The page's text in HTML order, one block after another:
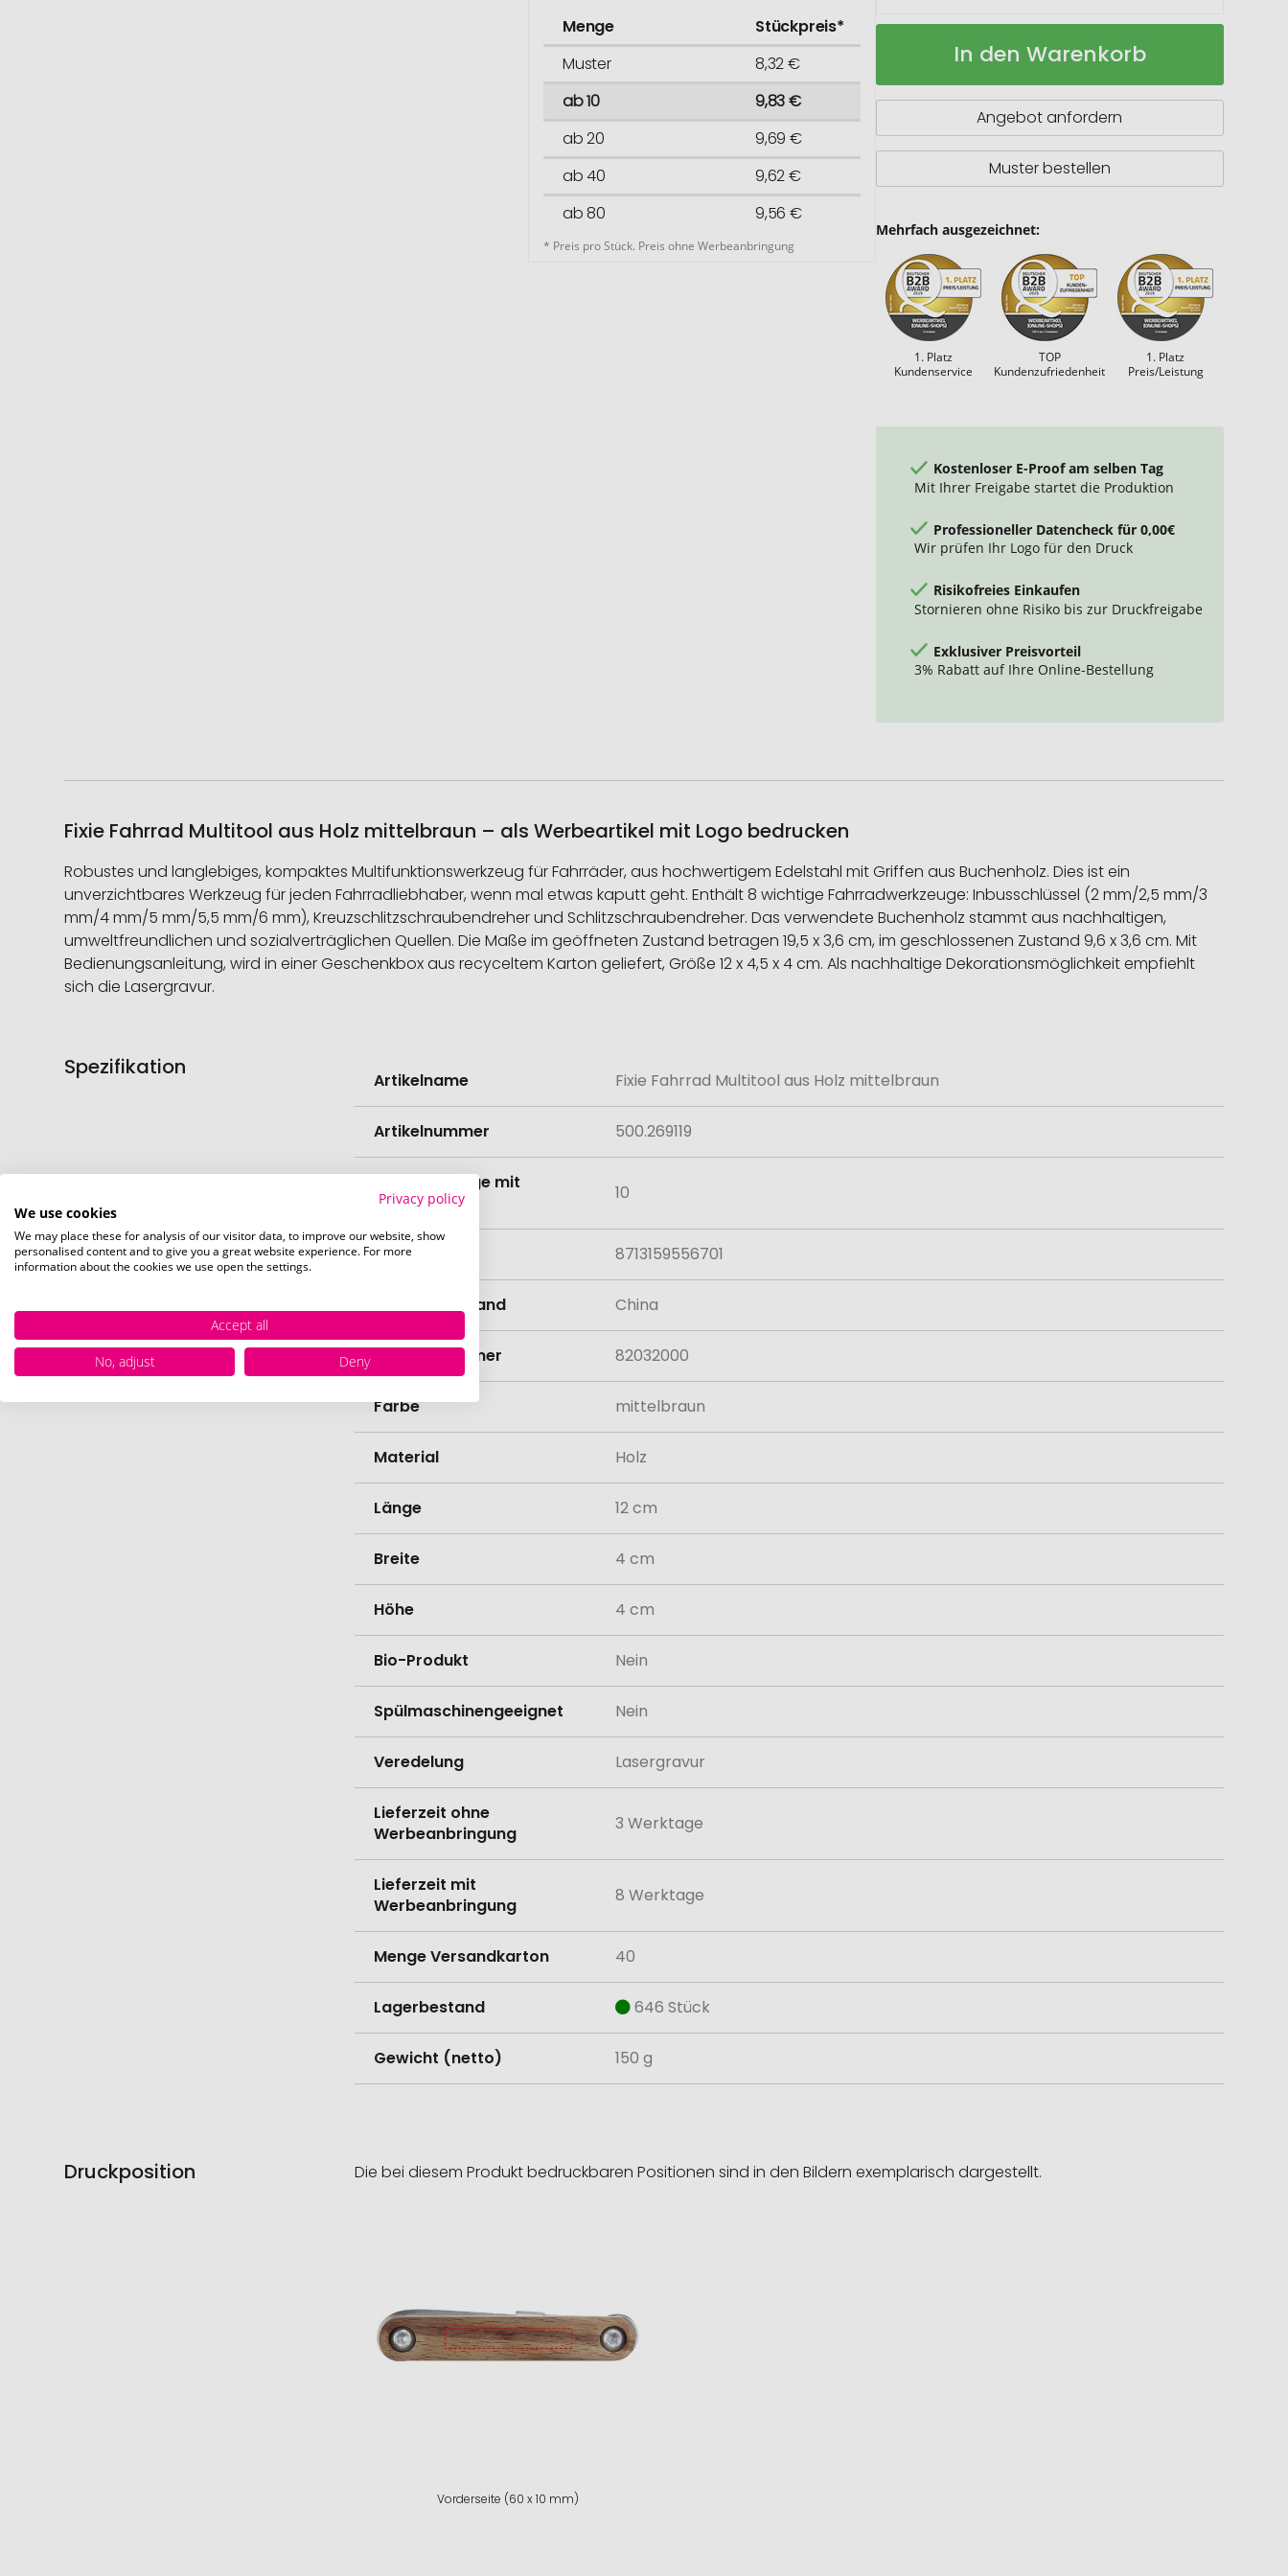
Menge
Stückpreis*
Muster
8,32 €
ab 10
9,83 €
ab 20
9,69 €
ab 40
9,62 €
ab 80
9,56 €
* Preis pro Stück. Preis ohne Werbeanbringung
Fixie
aus
Auf
In den Warenkorb
Angebot anfordern
Muster bestellen
Mehrfach ausgezeichnet:
1. Platz
Kundenservice
TOP
Kundenzufriedenheit
1. Platz
Preis/Leistung
Kostenloser E-Proof am selben Tag
Mit Ihrer Freigabe startet die Produktion
Professioneller Datencheck für 0,00€
Wir prüfen Ihr Logo für den Druck
Risikofreies Einkaufen
Stornieren ohne Risiko bis zur Druckfreigabe
Exklusiver Preisvorteil
3% Rabatt auf Ihre Online-Bestellung
Fixie Fahrrad Multitool aus Holz mittelbraun – als Werbeartikel mit Logo bedrucken
Robustes und langlebiges, kompaktes Multifunktionswerkzeug für Fahrräder, aus hochwertigem Edelstahl mit Griffen aus Buchenholz. Dies ist ein
unverzichtbares Werkzeug für jeden Fahrradliebhaber, wenn mal etwas kaputt geht. Enthält 8 wichtige Fahrradwerkzeuge: Inbusschlüssel (2 mm/2,5 mm/3
mm/4 mm/5 mm/5,5 mm/6 mm), Kreuzschlitzschraubendreher und Schlitzschraubendreher. Das verwendete Buchenholz stammt aus nachhaltigen,
umweltfreundlichen und sozialverträglichen Quellen. Die Maße im geöffneten Zustand betragen 19,5 x 3,6 cm, im geschlossenen Zustand 9,6 x 3,6 cm. Mit
Bedienungsanleitung, wird in einer Geschenkbox aus recyceltem Karton geliefert, Größe 12 x 4,5 x 4 cm. Als nachhaltige Dekorationsmöglichkeit empfiehlt
sich die Lasergravur.
Spezifikation
Informationen
Artikelname Fixie Fahrrad Multitool aus Holz mittelbraun
Artikelnummer 500.269119
Mindestmenge mit
Veredelung
10
EAN 8713159556701
Herstellungsland China
Zolltarifnummer 82032000
Farbe mittelbraun
Material Holz
Länge 12 cm
Breite 4 cm
Höhe 4 cm
Bio-Produkt Nein
Spülmaschinengeeignet Nein
Veredelung Lasergravur
Lieferzeit ohne
Werbeanbringung
3 Werktage
Lieferzeit mit
Werbeanbringung
8 Werktage
Menge Versandkarton 40
Lagerbestand 646 Stück
Gewicht (netto) 150 g
Druckposition Die bei diesem Produkt bedruckbaren Positionen sind in den Bildern exemplarisch dargestellt.
Vorderseite (60 x 10 mm)
Privacy policy
We use cookies
We may place these for analysis of our visitor data, to improve our website, show
personalised content and to give you a great website experience. For more
information about the cookies we use open the settings.
Accept all
No, adjust
Deny